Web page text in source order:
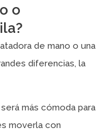
o
de mano o una
diferencias, la
más cómoda para
moverla con